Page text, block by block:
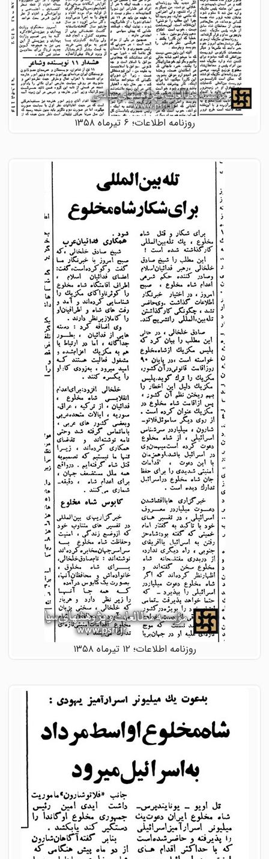
روزنامه اطلاعات؛ ۶ تیرماه ۱۳۵۸
روزنامه اطلاعات؛ ۱۲ تیرماه ۱۳۵۸